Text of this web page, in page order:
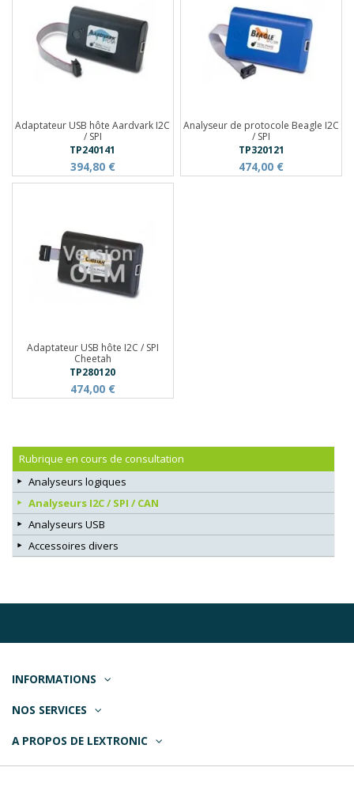
Adaptateur USB hôte Aardvark I2C
/ SPI
TP240141
394,80 €
Analyseur de protocole Beagle I2C
/ SPI
TP320121
474,00 €
Adaptateur USB hôte I2C / SPI
Cheetah
TP280120
474,00 €
Rubrique en cours de consultation
Analyseurs logiques
Analyseurs I2C / SPI / CAN
Analyseurs USB
Accessoires divers
INFORMATIONS
NOS SERVICES
A PROPOS DE LEXTRONIC